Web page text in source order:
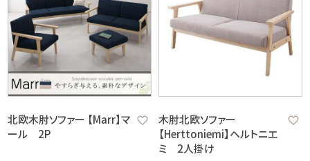
北欧木肘ソファー 【Marr】マ
ール 2P
木肘北欧ソファー
【Herttoniemi】ヘルトニエ
ミ 2人掛け